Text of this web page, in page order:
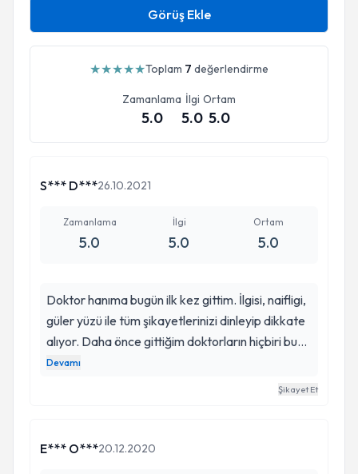
Görüş Ekle
★★★★★Toplam 7 değerlendirme
Zamanlama
5.0
İlgi
5.0
Ortam
5.0
S*** D***26.10.2021
Zamanlama
5.0
İlgi
5.0
Ortam
5.0
Doktor hanıma bugün ilk kez gittim. İlgisi, naifligi,
güler yüzü ile tüm şikayetlerinizi dinleyip dikkate
alıyor. Daha önce gittiğim doktorların hiçbiri bu
kadar ilgilenmemisti diyebilirim. Saniyelik
ultrason çekip, kısacık konuşmalar yapmıyor.
gideceğim diye düşünmeyeceğim.
Devamı
Şikayet Et
E*** O***20.12.2020